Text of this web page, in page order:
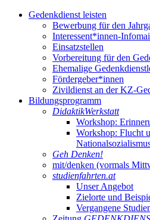
Gedenkdienst leisten
Bewerbung für den
Interessent*innen-
Einsatzstellen
Vorbereitung für den
Ehemalige
Fördergeber*innen
Zivildienst an der KZ-
Bildungsprogramm
DidaktikWerkstatt
Workshop:
Workshop: Flucht
Geh Denken!
mit/denken (vormals
studienfahrten.at
Unser Angebot
Zielorte und
Vergangene